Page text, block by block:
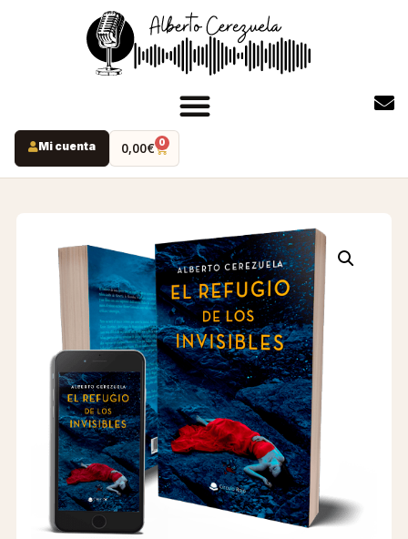
INICIO
INSTAGRAM
RUTAS MISTERIO
LIBROS
ALBERTO
CONTRATACIÓN
TIENDA
Mi cuenta 0,00€ 0